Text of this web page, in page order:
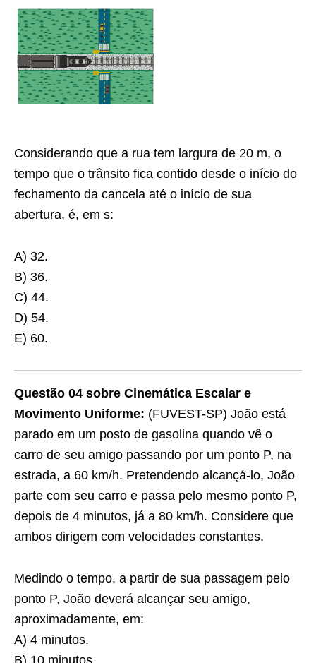
Considerando que a rua tem largura de 20 m, o
tempo que o trânsito fica contido desde o início do
fechamento da cancela até o início de sua
abertura, é, em s:
A) 32.
B) 36.
C) 44.
D) 54.
E) 60.
Questão 04 sobre Cinemática Escalar e
Movimento Uniforme: (FUVEST-SP) João está
parado em um posto de gasolina quando vê o
carro de seu amigo passando por um ponto P, na
estrada, a 60 km/h. Pretendendo alcançá-lo, João
parte com seu carro e passa pelo mesmo ponto P,
depois de 4 minutos, já a 80 km/h. Considere que
ambos dirigem com velocidades constantes.
Medindo o tempo, a partir de sua passagem pelo
ponto P, João deverá alcançar seu amigo,
aproximadamente, em:
A) 4 minutos.
B) 10 minutos.